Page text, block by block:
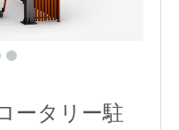
ータリー駐